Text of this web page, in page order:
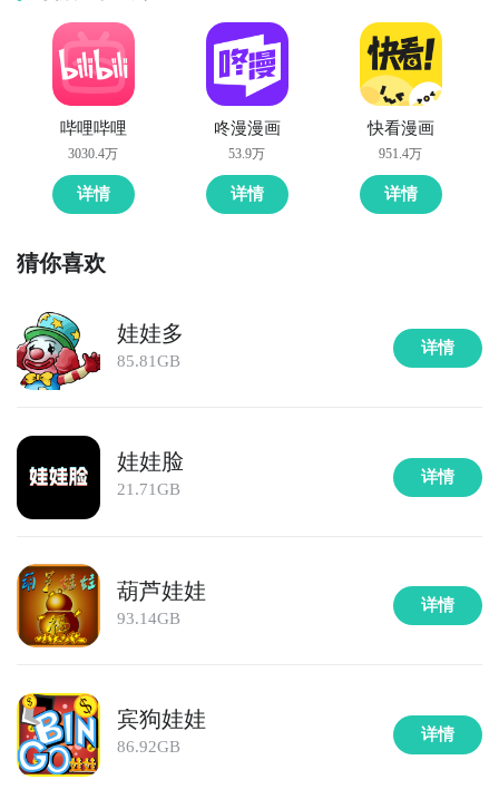
哔哩哔哩
3030.4万
详情
咚漫漫画
53.9万
详情
快看漫画
951.4万
详情
猜你喜欢
娃娃多
85.81GB
详情
娃娃脸
21.71GB
详情
葫芦娃娃
93.14GB
详情
宾狗娃娃
86.92GB
详情